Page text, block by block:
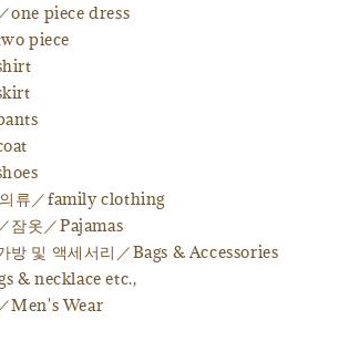
one piece dress
piece
류／family clothing
잠옷／Pajamas
방 및 액세서리／Bags & Accessories
& necklace etc.,
Men's Wear